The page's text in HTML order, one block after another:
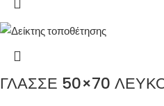
ΓΛΑΣΣΕ 50×70